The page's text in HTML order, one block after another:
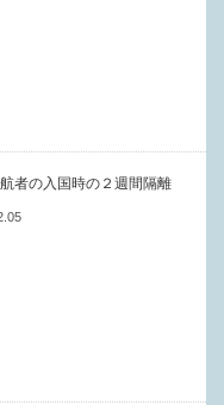
者の入国時の２週間隔離